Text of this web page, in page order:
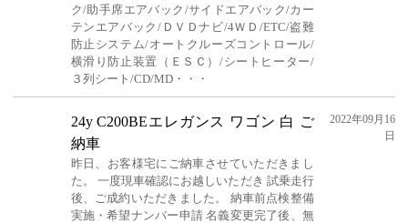
ク/助手席エアバック/サイドエアバック/カー
テンエアバック/ＤＶＤナビ/4ＷＤ/ETC/盗難
防止システム/オートクルーズコントロール/
横滑り防止装置（ＥＳＣ）/シートヒーター/
３列シート/CD/MD・・・
24y C200BEエレガンス ワゴン 白 ご
納車
昨日、お客様宅にご納車させていただきまし
た。 一度現車確認にお越しいただき 試乗走行
後、ご成約いただきました。 納車前点検整備
実施・希望ナンバー申請 名義変更完了後、無
2022年09月16
日